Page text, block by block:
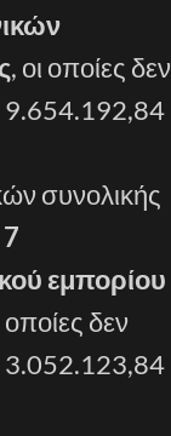
, οι οποίες δεν
συνολικής
7
εμπορίου
οποίες δεν